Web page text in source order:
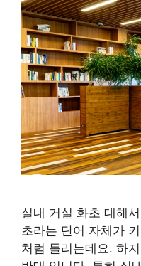
실내 거실 화초 대해
초라는 단어 자체가
처럼 들리는데요. 하